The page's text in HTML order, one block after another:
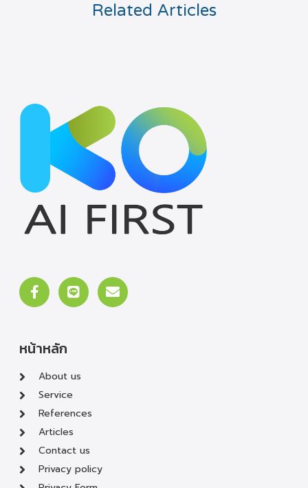
Related Articles
หน้าหลัก
About us
Service
References
Articles
Contact us
Privacy policy